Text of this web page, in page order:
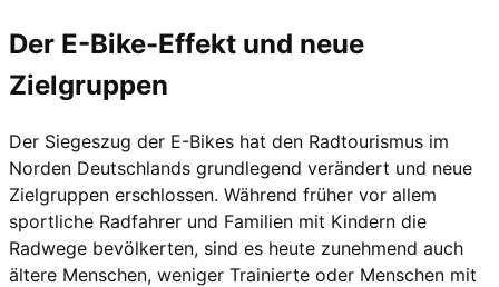
Der E-Bike-Effekt und neue
Zielgruppen
Der Siegeszug der E-Bikes hat den Radtourismus im
Norden Deutschlands grundlegend verändert und neue
Zielgruppen erschlossen. Während früher vor allem
sportliche Radfahrer und Familien mit Kindern die
Radwege bevölkerten, sind es heute zunehmend auch
ältere Menschen, weniger Trainierte oder Menschen mit